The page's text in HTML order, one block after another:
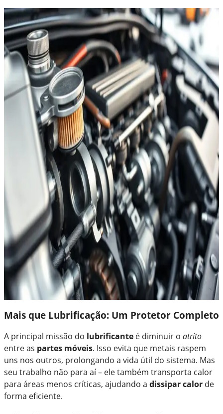
Mais que Lubrificação: Um Protetor Completo
A principal missão do lubrificante é diminuir o atrito
entre as partes móveis. Isso evita que metais raspem
uns nos outros, prolongando a vida útil do sistema. Mas
seu trabalho não para aí – ele também transporta calor
para áreas menos críticas, ajudando a dissipar calor de
forma eficiente.